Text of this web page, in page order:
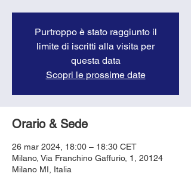
Purtroppo è stato raggiunto il
limite di iscritti alla visita per
questa data
Scopri le prossime date
Orario & Sede
26 mar 2024, 18:00 – 18:30 CET
Milano, Via Franchino Gaffurio, 1, 20124
Milano MI, Italia